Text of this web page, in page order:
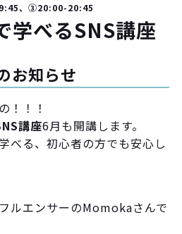
、③20:00-20:45
べるSNS講座
お知らせ
！！！
講座6月も開講します。
べる、初心者の方でも安心し
ルエンサーのMomokaさんで